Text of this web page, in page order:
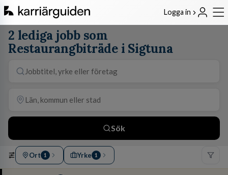
Logga in
2 lediga jobb som
Restaurangbiträde i Sigtuna
Sök
Ort 1 Yrke 1